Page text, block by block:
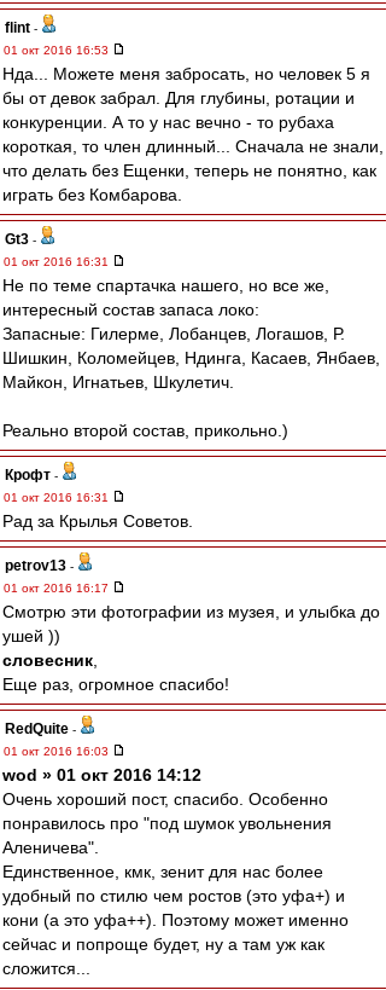
flint -
01 окт 2016 16:53
Нда... Можете меня забросать, но человек 5 я
бы от девок забрал. Для глубины, ротации и
конкуренции. А то у нас вечно - то рубаха
короткая, то член длинный... Сначала не знали,
что делать без Ещенки, теперь не понятно, как
играть без Комбарова.
Gt3 -
01 окт 2016 16:31
Не по теме спартачка нашего, но все же,
интересный состав запаса локо:
Запасные: Гилерме, Лобанцев, Логашов, Р.
Шишкин, Коломейцев, Ндинга, Касаев, Янбаев,
Майкон, Игнатьев, Шкулетич.
Реально второй состав, прикольно.)
Крофт -
01 окт 2016 16:31
Рад за Крылья Советов.
petrov13 -
01 окт 2016 16:17
Смотрю эти фотографии из музея, и улыбка до
ушей ))
словесник
Еще раз, огромное спасибо!
RedQuite -
01 окт 2016 16:03
wod » 01 окт 2016 14:12
Очень хороший пост, спасибо. Особенно
понравилось про "под шумок увольнения
Аленичева".
Единственное, кмк, зенит для нас более
удобный по стилю чем ростов (это уфа+) и
кони (а это уфа++). Поэтому может именно
сейчас и попроще будет, ну а там уж как
сложится...